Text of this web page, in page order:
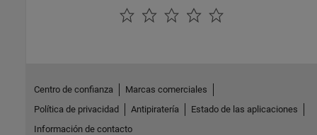
Centro de confianza
Marcas comerciales
Política de privacidad
Antipiratería
Estado de las aplicaciones
Información de contacto